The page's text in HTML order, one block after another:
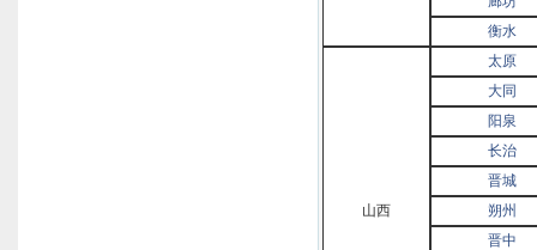
衡水
山西
太原
大同
阳泉
长治
晋城
朔州
晋中